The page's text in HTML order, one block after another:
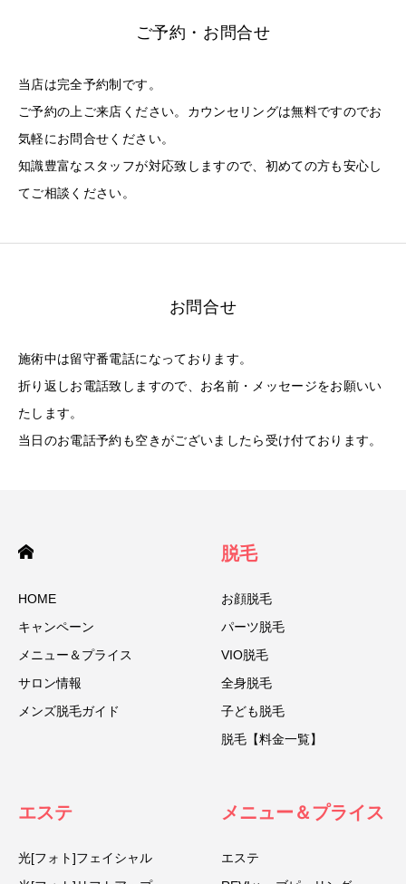
ご予約・お問合せ
当店は完全予約制です。
ご予約の上ご来店ください。カウンセリングは無料ですのでお
気軽にお問合せください。
知識豊富なスタッフが対応致しますので、初めての方も安心し
てご相談ください。
お問合せ
施術中は留守番電話になっております。
折り返しお電話致しますので、お名前・メッセージをお願いい
たします。
当日のお電話予約も空きがございましたら受け付ております。
HOME
キャンペーン
メニュー＆プライス
サロン情報
メンズ脱毛ガイド
脱毛
お顔脱毛
パーツ脱毛
VIO脱毛
全身脱毛
子ども脱毛
脱毛【料金一覧】
エステ
光[フォト]フェイシャル
メニュー＆プライス
エステ